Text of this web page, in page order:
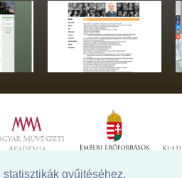
gyűjtéséhez.